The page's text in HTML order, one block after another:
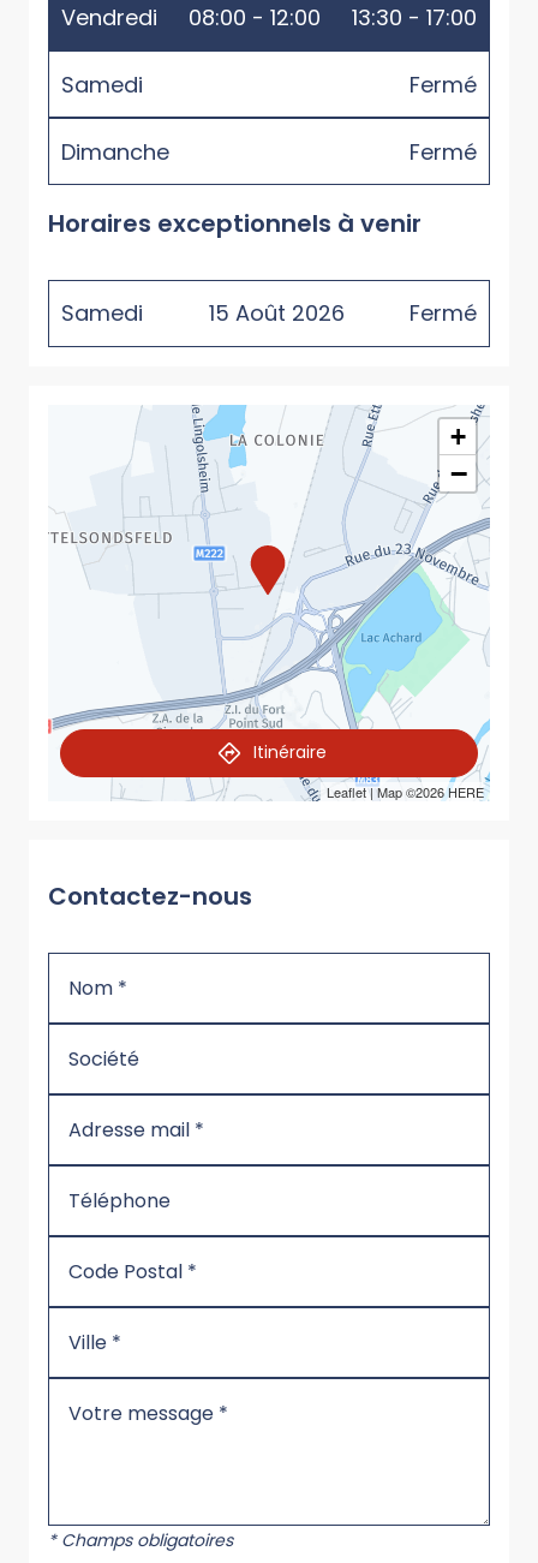
Vendredi 08:00 - 12:00 13:30 - 17:00
Samedi Fermé
Dimanche Fermé
Horaires exceptionnels à venir
Samedi 15 Août 2026 Fermé
+
−
Leaflet| Map ©2026HERE
Itinéraire
Contactez-nous
* Champs obligatoires